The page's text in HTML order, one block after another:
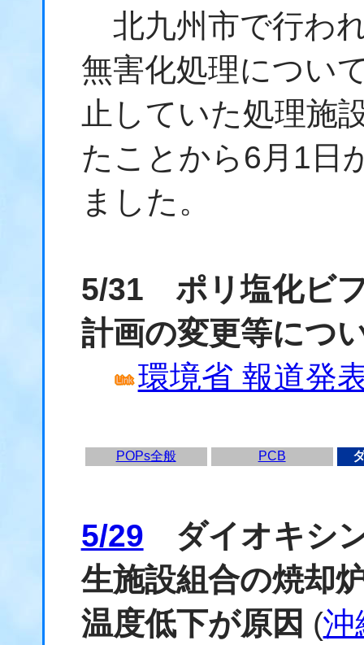
北九州市で行わ
無害化処理につい
止していた処理施
たことから6月1日
ました。
5/31 ポリ塩化ビ
計画の変更等につ
環境省 報道発
POPs全般 PCB
5/29 ダイオキシ
生施設組合の焼却
温度低下が原因 (沖